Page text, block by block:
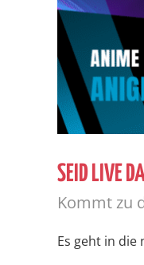
SEID LIVE
Kommt zu
Es geht in die